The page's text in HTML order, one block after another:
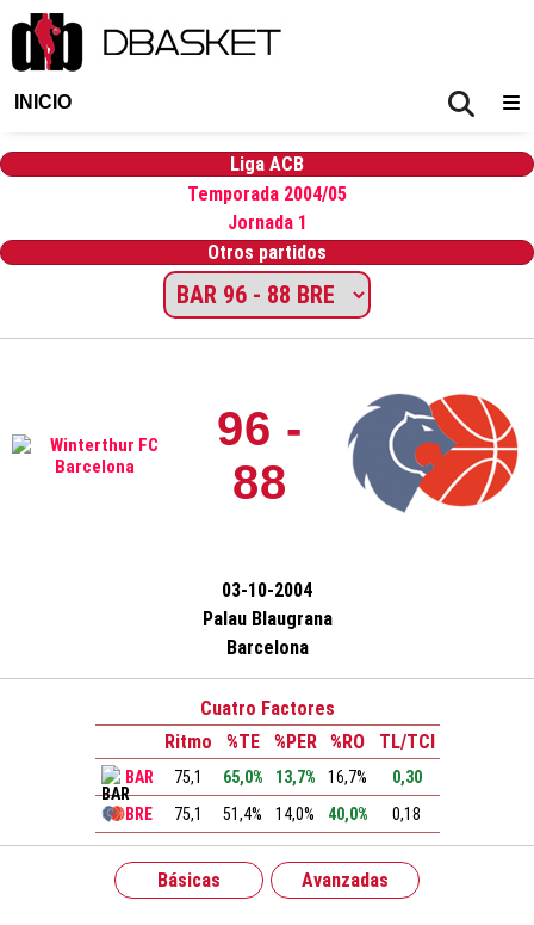
INICIO
Liga ACB
Temporada 2004/05
Jornada 1
Otros partidos
96 -
88
03-10-2004
Palau Blaugrana
Barcelona
Cuatro Factores
Ritmo
%TE %PER %RO TL/TCI
BAR 75,1 65,0% 13,7% 16,7%
0,30
BRE
75,1 51,4% 14,0% 40,0% 0,18
Básicas Avanzadas